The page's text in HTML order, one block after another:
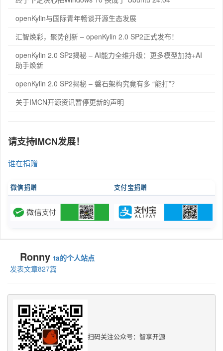
openKylin与国际青年畅谈开源生态发展
汇智焕彩，聚势创新 – openKylin 2.0 SP2正式发布！
openKylin 2.0 SP2揭秘 – AI能力全维升级：更多模型加持+AI
助手焕新
openKylin 2.0 SP2揭秘 – 磐石架构究竟有多 “能打”？
关于IMCN开源资讯暂停更新的声明
请支持IMCN发展！
谁在捐赠
微信捐赠 支付宝捐赠
Ronny ta的个人站点
发表文章827篇
扫码关注公众号：智享开源